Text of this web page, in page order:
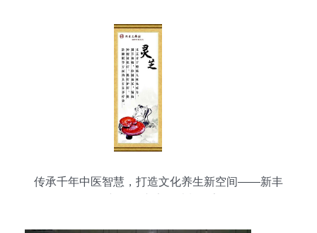
传承千年中医智慧，打造文化养生新空间——新丰